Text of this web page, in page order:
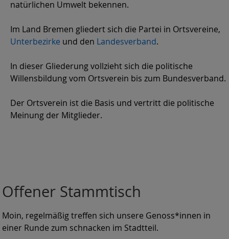
natürlichen Umwelt bekennen.
Im Land Bremen gliedert sich die Partei in Ortsvereine,
Unterbezirke und den Landesverband.
In dieser Gliederung vollzieht sich die politische
Willensbildung vom Ortsverein bis zum Bundesverband.
Der Ortsverein ist die Basis und vertritt die politische
Meinung der Mitglieder.
Offener Stammtisch
Moin, regelmäßig treffen sich unsere Genoss*innen in
einer Runde zum schnacken im Stadtteil.